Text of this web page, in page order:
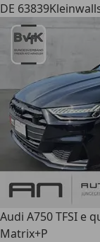
DE 63839
Audi A750 TFSI e
Matrix+P